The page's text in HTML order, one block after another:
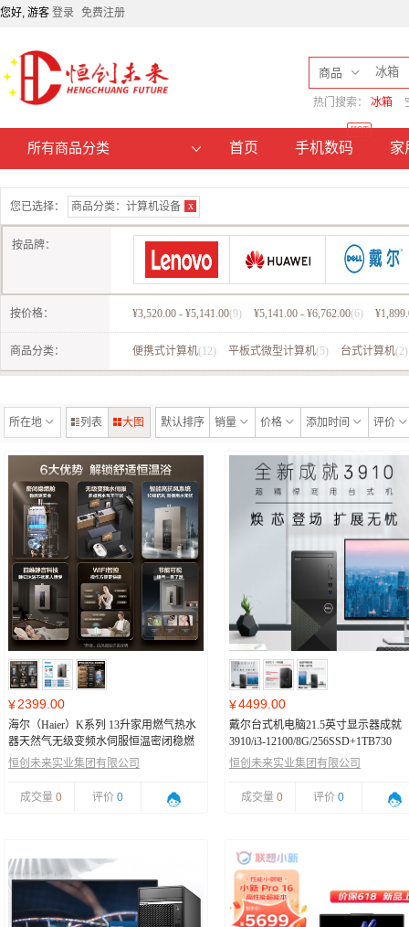
您好, 游客 登录 免费注册
商品
热门搜索： 冰箱
所有商品分类 首页 手机数码
HOT
家
您已选择： 商品分类： 计算机设备 x
按品牌：
惠普
按价格： ¥3,520.00 - ¥5,141.00(9) ¥5,141.00 - ¥6,762.00(6)
商品分类： 便携式计算机(12) 平板式微型计算机(5) 台式计算机(2)
所在地 列表 大图 默认排序 销量 价格 添加时间 评价
¥2399.00
海尔（Haier）K系列 13升家用燃气热水
器天然气无级变频水伺服恒温密闭稳燃
舱高楼层适用JSQ25-13KL3U1
恒创未来实业集团有限公司
成交量 0 评价 0
¥4499.00
戴尔台式机电脑21.5英寸显示器成就
3910/i3-12100/8G/256SSD+1TB730
恒创未来实业集团有限公司
成交量 0 评价 0